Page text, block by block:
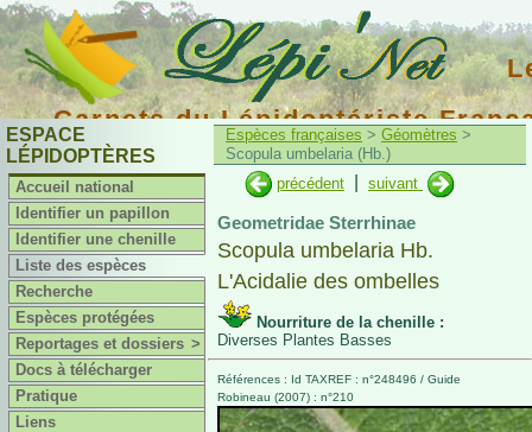
Carnets du Lépidoptériste
ESPACE
LÉPIDOPTÈRES
Accueil national
Identifier un papillon
Identifier une chenille
Liste des espèces
Recherche
Espèces protégées
Reportages et dossiers >
Docs à télécharger
Pratique
Liens
Espèces françaises > Géomètres >
Scopula umbelaria (Hb.)
précédent
suivant
Geometridae Sterrhinae
Scopula umbelaria Hb.
L'Acidalie des ombelles
Nourriture de la chenille :
Diverses Plantes Basses
Références : Id TAXREF : n°248496 / Guide
Robineau (2007) : n°210